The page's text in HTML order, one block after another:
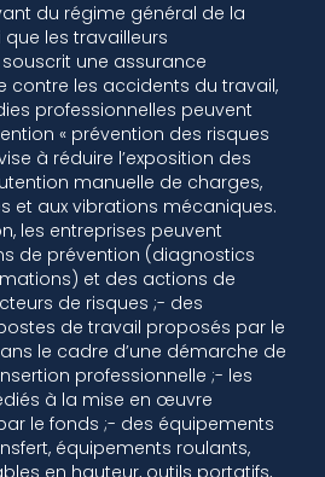
du régime général de la
les travailleurs
une assurance
contre les accidents du travail,
professionnelles peuvent
« prévention des risques
à réduire l’exposition des
manuelle de charges,
et aux vibrations mécaniques.
les entreprises peuvent
de prévention (diagnostics
et des actions de
de risques ;- des
de travail proposés par le
le cadre d’une démarche de
professionnelle ;- les
à la mise en œuvre
le fonds ;- des équipements
équipements roulants,
en hauteur, outils portatifs,